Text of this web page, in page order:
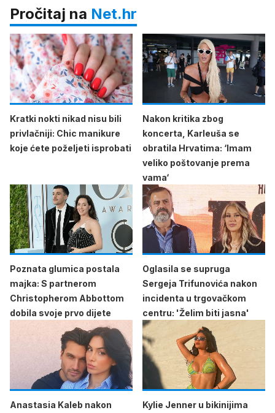
Pročitaj na Net.hr
Kratki nokti nikad nisu bili
privlačniji: Chic manikure
koje ćete poželjeti isprobati
Nakon kritika zbog
koncerta, Karleuša se
obratila Hrvatima: ‘Imam
veliko poštovanje prema
vama‘
Poznata glumica postala
majka: S partnerom
Christopherom Abbottom
dobila svoje prvo dijete
Oglasila se supruga
Sergeja Trifunovića nakon
incidenta u trgovačkom
centru: 'Želim biti jasna'
Anastasia Kaleb nakon
Kylie Jenner u bikinijima